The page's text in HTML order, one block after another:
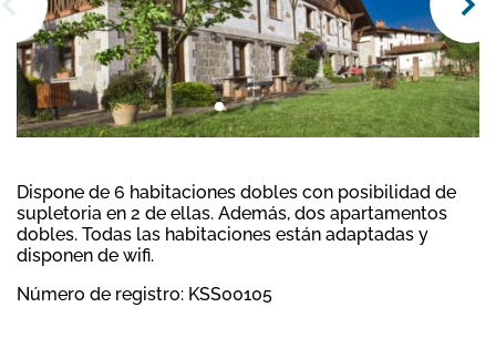
Dispone de 6 habitaciones dobles con posibilidad de
supletoria en 2 de ellas. Además, dos apartamentos
dobles. Todas las habitaciones están adaptadas y
disponen de wifi.
Número de registro: KSS00105